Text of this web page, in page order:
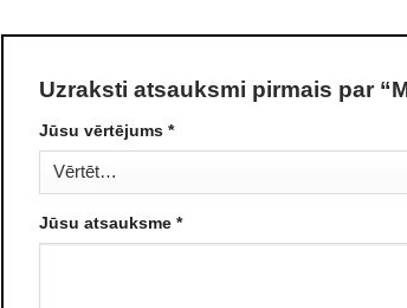
Uzraksti atsauksmi pirmais par
Jūsu vērtējums *
Jūsu atsauksme *